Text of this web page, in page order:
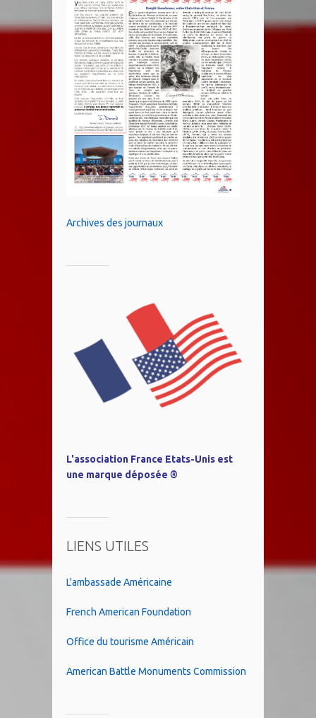
Archives des journaux
L'association France Etats-Unis est
une marque déposée ®
LIENS UTILES
L'ambassade Américaine
French American Foundation
Office du tourisme Américain
American Battle Monuments Commission